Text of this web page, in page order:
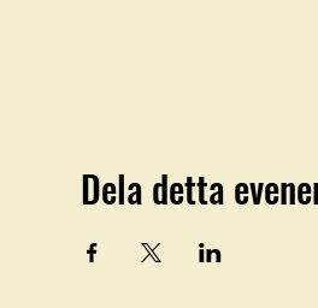
Dela detta